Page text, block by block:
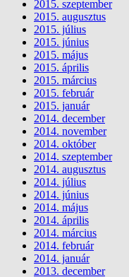
2015. szeptember
2015. augusztus
2015. július
2015. június
2015. május
2015. április
2015. március
2015. február
2015. január
2014. december
2014. november
2014. október
2014. szeptember
2014. augusztus
2014. július
2014. június
2014. május
2014. április
2014. március
2014. február
2014. január
2013. december